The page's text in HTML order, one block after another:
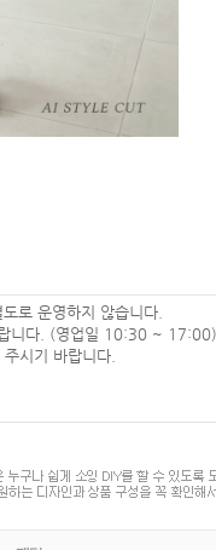
로 운영하지 않습니다.
니다. (영업일 10:30 ~ 17:00)
주시기 바랍니다.